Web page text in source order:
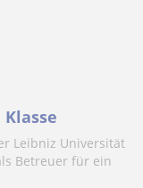
Leibniz Universität
Betreuer für ein